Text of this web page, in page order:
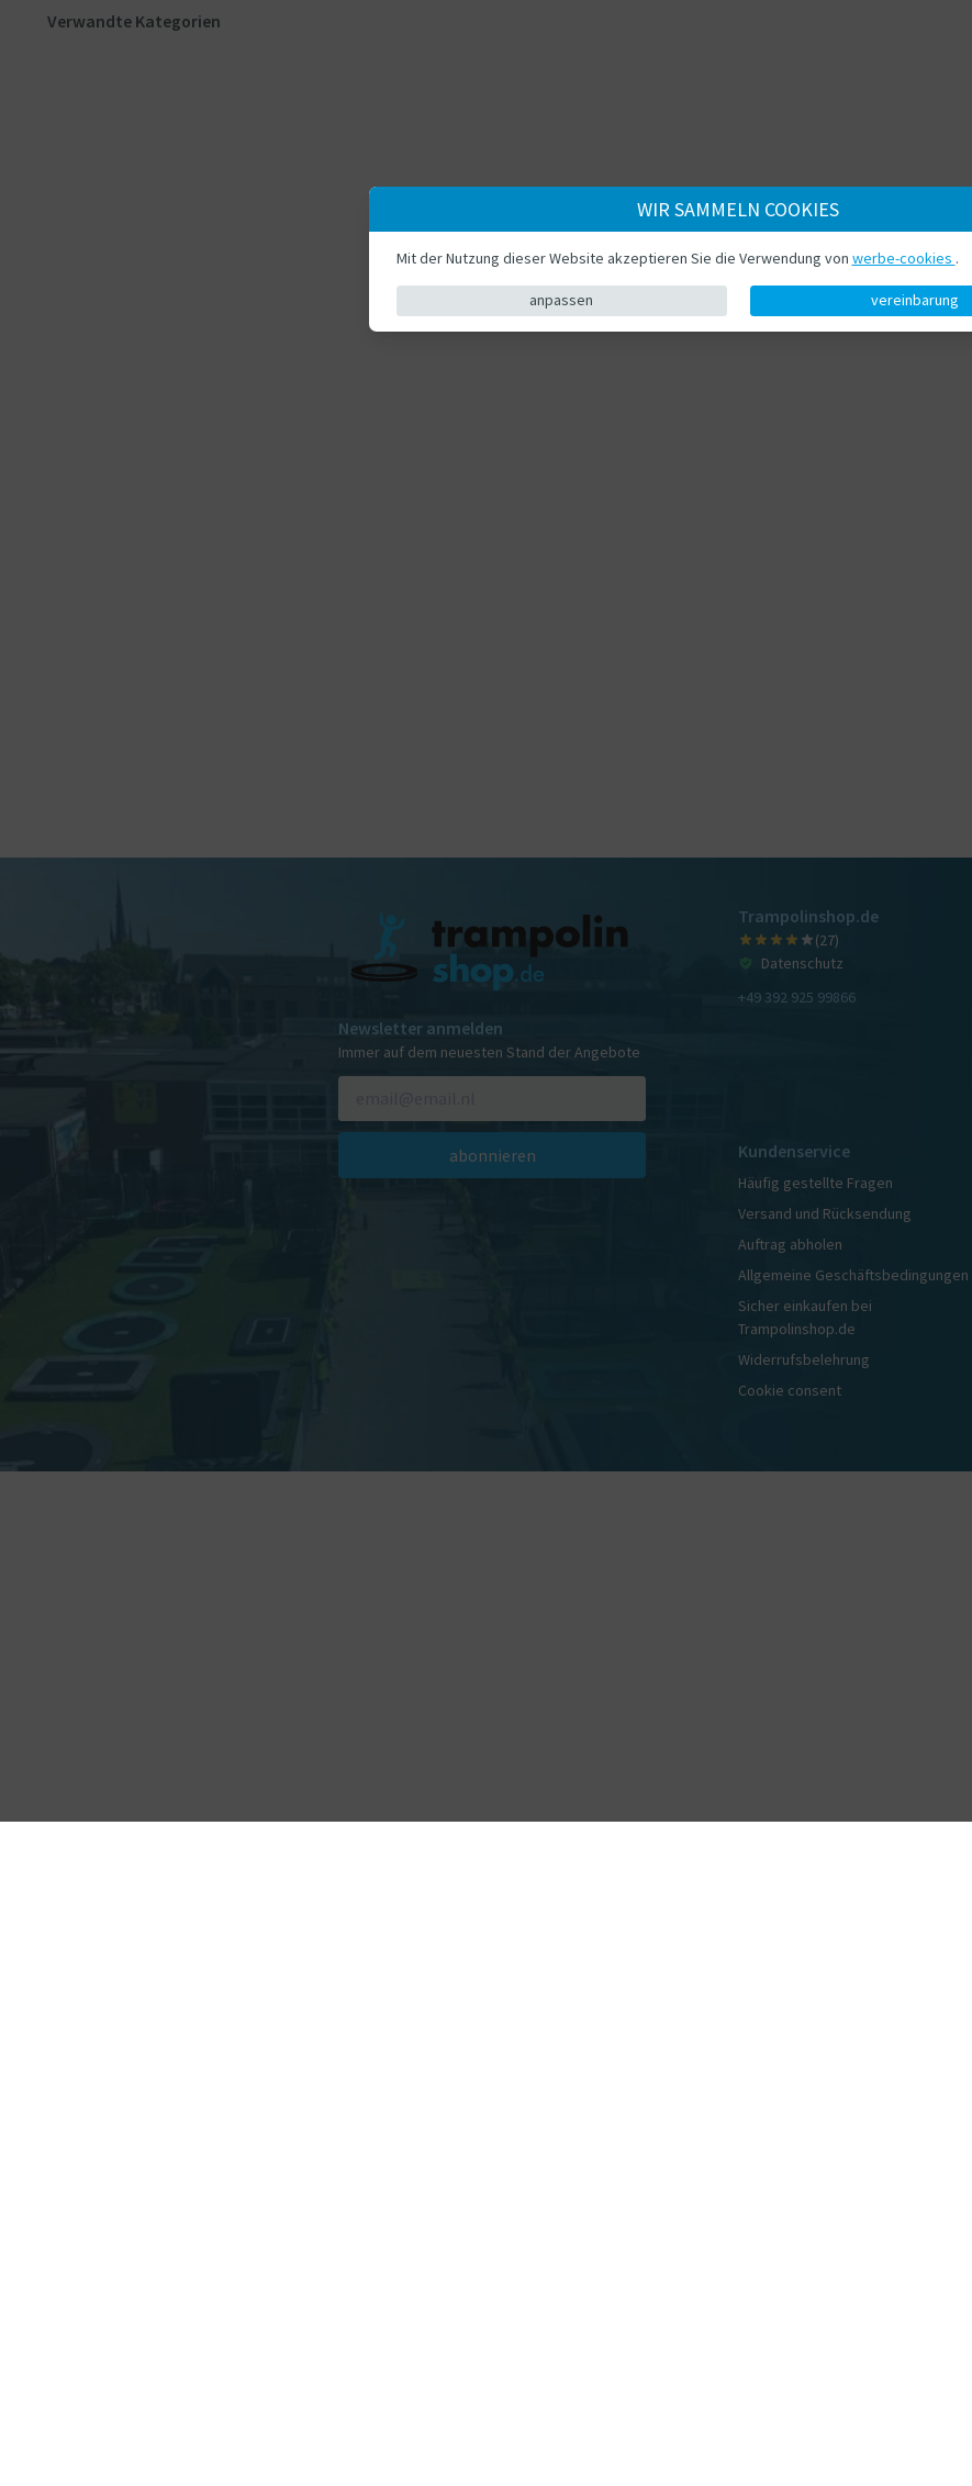
Verwandte Kategorien
Newsletter anmelden
Immer auf dem neuesten Stand der Angebote
abonnieren
Trampolinshop.de
(27)
Datenschutz
+49 392 925 99866
Kundenservice
Häufig gestellte Fragen
Versand und Rücksendung
Auftrag abholen
Allgemeine Geschäftsbedingungen
Sicher einkaufen bei
Trampolinshop.de
Widerrufsbelehrung
Cookie consent
WIR SAMMELN COOKIES
Mit der Nutzung dieser Website akzeptieren Sie die Verwendung von werbe-cookies .
anpassen vereinbarung